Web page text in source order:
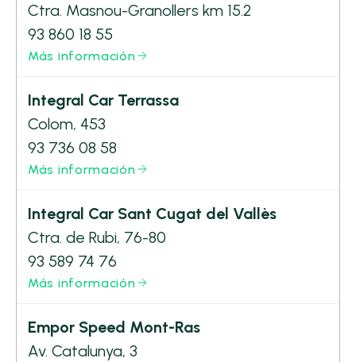
Ctra. Masnou-Granollers km 15.2
93 860 18 55
Más información
Integral Car Terrassa
Colom, 453
93 736 08 58
Más información
Integral Car Sant Cugat del Vallès
Ctra. de Rubi, 76-80
93 589 74 76
Más información
Empor Speed Mont-Ras
Av. Catalunya, 3